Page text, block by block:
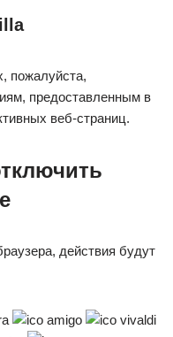
пожалуйста,
предоставленным в
веб-страниц.
действия будут